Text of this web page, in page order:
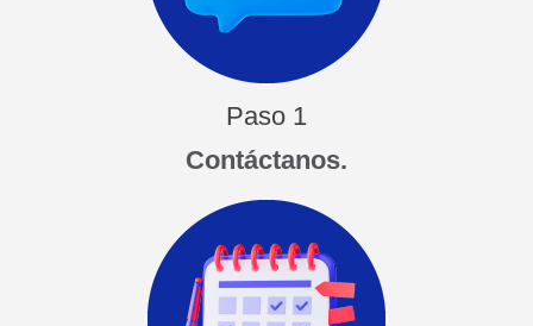
Paso 1
Contáctanos.